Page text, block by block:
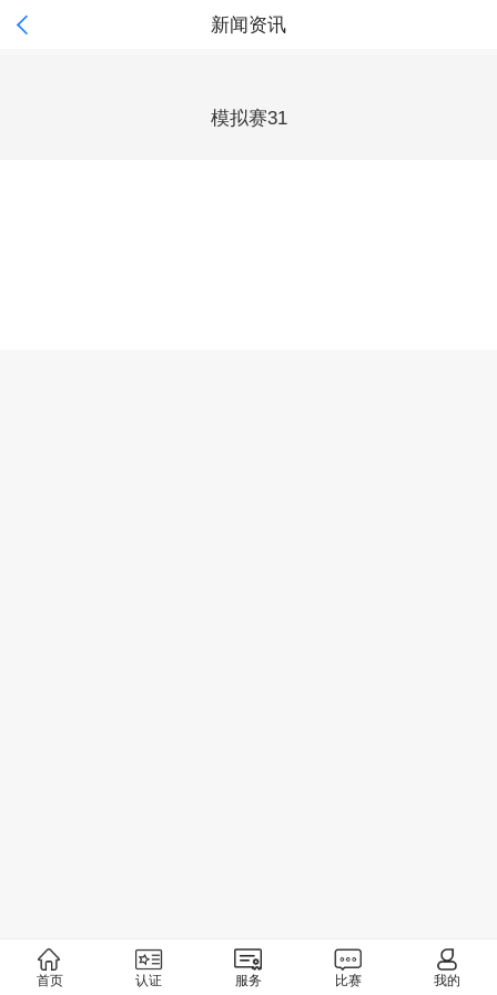
 新闻资讯
模拟赛31
首页 认证 服务 比赛 我的